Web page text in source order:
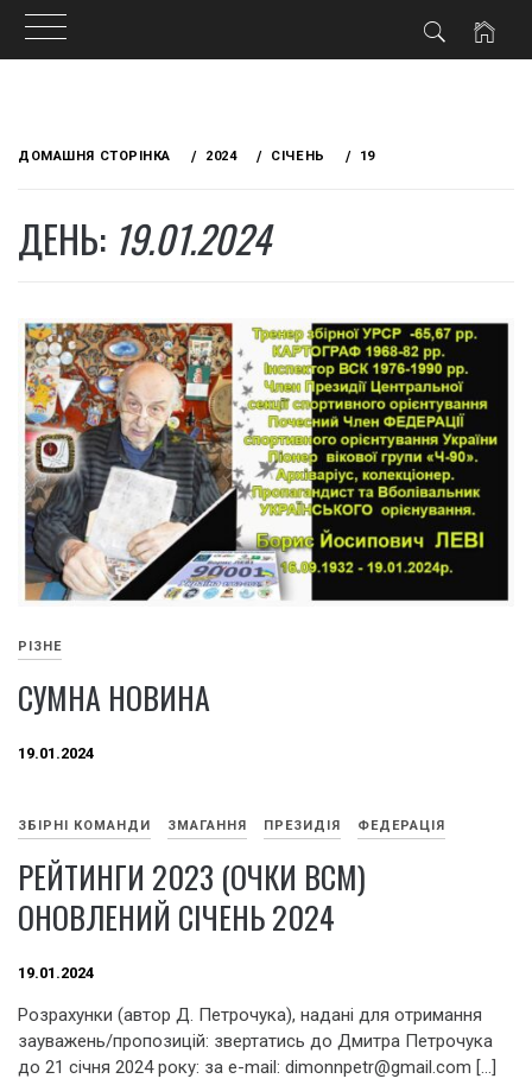
ДОМАШНЯ СТОРІНКА 2024 СІЧЕНЬ 19
ДЕНЬ: 19.01.2024
РІЗНЕ
СУМНА НОВИНА
19.01.2024
ЗБІРНІ КОМАНДИ ЗМАГАННЯ ПРЕЗИДІЯ ФЕДЕРАЦІЯ
РЕЙТИНГИ 2023 (ОЧКИ ВСМ)
ОНОВЛЕНИЙ СІЧЕНЬ 2024
19.01.2024
Розрахунки (автор Д. Петрочука), надані для отримання
зауважень/пропозицій: звертатись до Дмитра Петрочука
до 21 січня 2024 року: за e-mail: dimonnpetr@gmail.com […]